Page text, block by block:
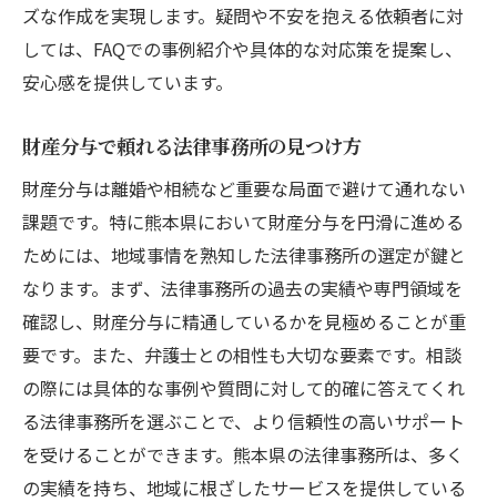
ズな作成を実現します。疑問や不安を抱える依頼者に対
しては、FAQでの事例紹介や具体的な対応策を提案し、
安心感を提供しています。
財産分与で頼れる法律事務所の見つけ方
財産分与は離婚や相続など重要な局面で避けて通れない
課題です。特に熊本県において財産分与を円滑に進める
ためには、地域事情を熟知した法律事務所の選定が鍵と
なります。まず、法律事務所の過去の実績や専門領域を
確認し、財産分与に精通しているかを見極めることが重
要です。また、弁護士との相性も大切な要素です。相談
の際には具体的な事例や質問に対して的確に答えてくれ
る法律事務所を選ぶことで、より信頼性の高いサポート
を受けることができます。熊本県の法律事務所は、多く
の実績を持ち、地域に根ざしたサービスを提供している